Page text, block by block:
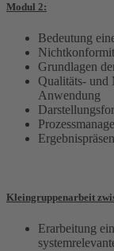
Modul 2:
Bedeutung
Grundlagen
Qualitäts- und
Anwendung
Kleingruppenarbeit
Erarbeitung